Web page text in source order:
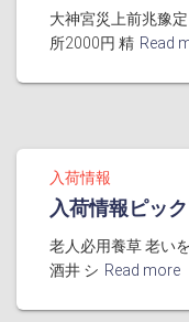
大神宮災上前兆豫
所2000円 精 Read
入荷情報
入荷情報ピッ
老人必用養草 老い
酒井 シ Read more